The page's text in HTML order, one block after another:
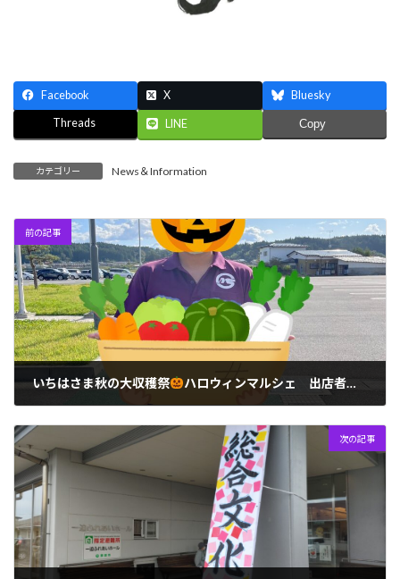
Facebook X Bluesky
Threads LINE Copy
カテゴリー News＆Information
前の記事
いちはさま秋の大収穫祭 ハロウィンマルシェ 出店者並びに出演者決定！
次の記事